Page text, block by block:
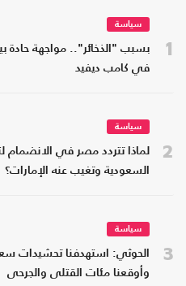
1
سياسة
بسبب "الذخائر".. مواجهة حادة
في كامب ديفيد
2
سياسة
لماذا تتردد مصر في الانضمام
السعودية وتغيب عنه الإمارات؟
3
سياسة
الحوثي: استهدفنا تحشيدات
وأوقعنا مئات القتلى والجرحى